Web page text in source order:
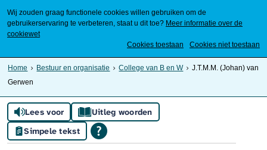
Wij zouden graag functionele cookies willen gebruiken om de
gebruikerservaring te verbeteren, staat u dit toe? Meer informatie over de
cookiewet
Cookies toestaan
Cookies niet toestaan
Home Bestuur en organisatie College van B en W
J.T.M.M. (Johan) van
Gerwen
Lees voor
Uitleg woorden
Simpele tekst